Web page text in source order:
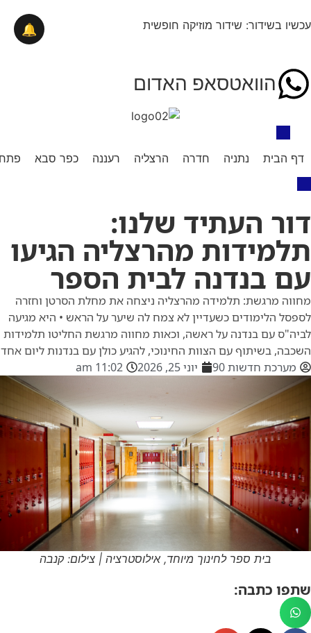
עכשיו בשידור: שידור מוזיקה חופשית
הוואטסאפ האדום
דף הבית נתניה חדרה הרצליה רעננה כפר סבא
דור העתיד שלנו:
תלמידות מהרצליה הגיעו
עם בנדנה לבית הספר
מחווה מרגשת: תלמידה מהרצליה ניצחה את מחלת הסרטן וחזרה
לספסל הלימודים כשעדיין לא צמח לה שיער על הראש • היא מגיעה
לביה"ס עם בנדנה על ראשה, וכאות מחווה מרגשת החליטו תלמידות
השכבה, בשיתוף עם הצוות החינוכי, להגיע כולן עם בנדנות ליום אחד
מערכת חדשות 90
יוני 25, 2026 11:02 am
בית ספר לחינוך מיוחד, אילוסטרציה | צילום: קנבה
שתפו כתבה:
🔔